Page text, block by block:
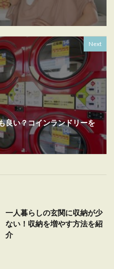
Next
良い？コインランドリーを
一人暮らしの玄関に収納が少
ない！収納を増やす方法を紹
介